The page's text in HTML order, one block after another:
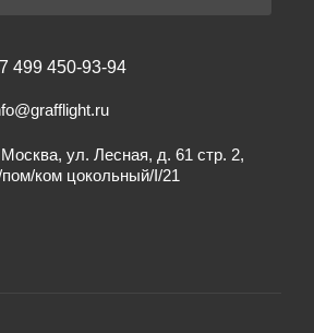
499 450-93-94
Москва, ул. Лесная, д. 61 стр. 2,
ком цокольный/I/21